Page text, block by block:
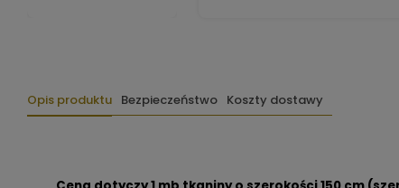
Opis produktu Bezpieczeństwo Koszty dostawy